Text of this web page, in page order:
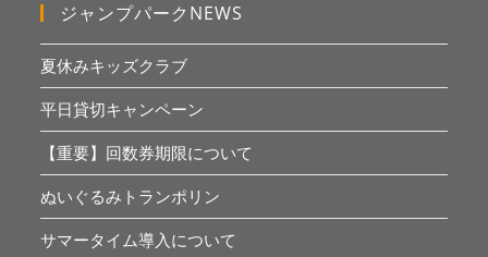
ジャンプパークNEWS
夏休みキッズクラブ
平日貸切キャンペーン
【重要】回数券期限について
ぬいぐるみトランポリン
サマータイム導入について